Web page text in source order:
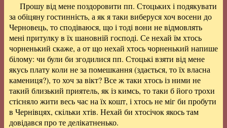
Прошу від мене поздоровити пп. Стоцьких і подякувати
за обіцяну гостинність, а як я таки виберуся хоч восени до
Черновець, то сподіваюся, що і тоді вони не відмовлять
мені притулку в їх шановній господі. Се нехай їм хтось
чорненький скаже, а от що нехай хтось чорненький напише
білому: чи були би згодилися пп. Стоцькі взяти від мене
якусь плату коли не за помешкання (здається, то їх власна
камениця?), то хоч за вікт? Все ж таки хтось із ними не
такий близький приятель, як із кимсь, то таки б його трохи
стісняло жити весь час на їх кошт, і хтось не міг би пробути
в Чернівцях, скільки хтів. Нехай би хтосічок якось там
довідався про те делікатненько.